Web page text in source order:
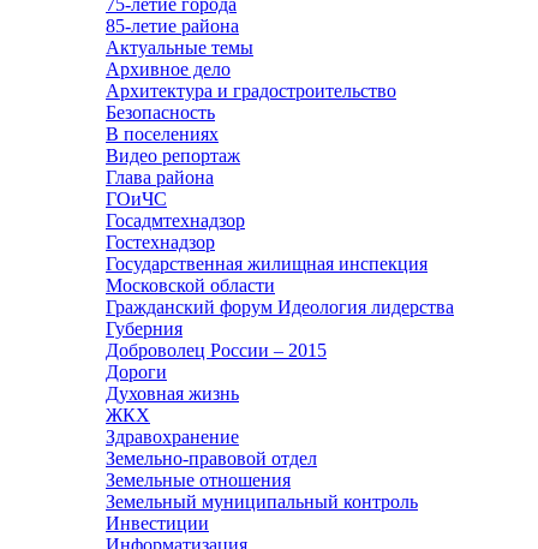
75-летие города
85-летие района
Актуальные темы
Архивное дело
Архитектура и градостроительство
Безопасность
В поселениях
Видео репортаж
Глава района
ГОиЧС
Госадмтехнадзор
Гостехнадзор
Государственная жилищная инспекция
Московской области
Гражданский форум Идеология лидерства
Губерния
Доброволец России – 2015
Дороги
Духовная жизнь
ЖКХ
Здравохранение
Земельно-правовой отдел
Земельные отношения
Земельный муниципальный контроль
Инвестиции
Информатизация